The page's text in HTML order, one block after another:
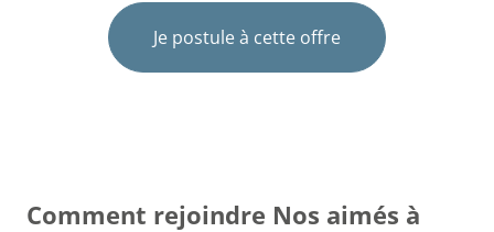
Je postule à cette offre
Comment rejoindre Nos aimés à